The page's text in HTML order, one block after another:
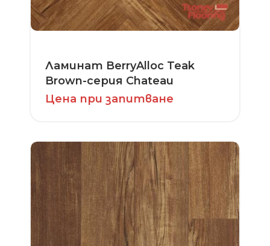
Ламинат BerryAlloc Teak
Brown-серия Chateau
Цена при запитване